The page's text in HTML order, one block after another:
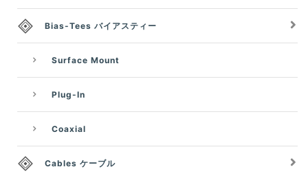
Bias-Tees バイアスティー
Surface Mount
Plug-In
Coaxial
Cables ケーブル